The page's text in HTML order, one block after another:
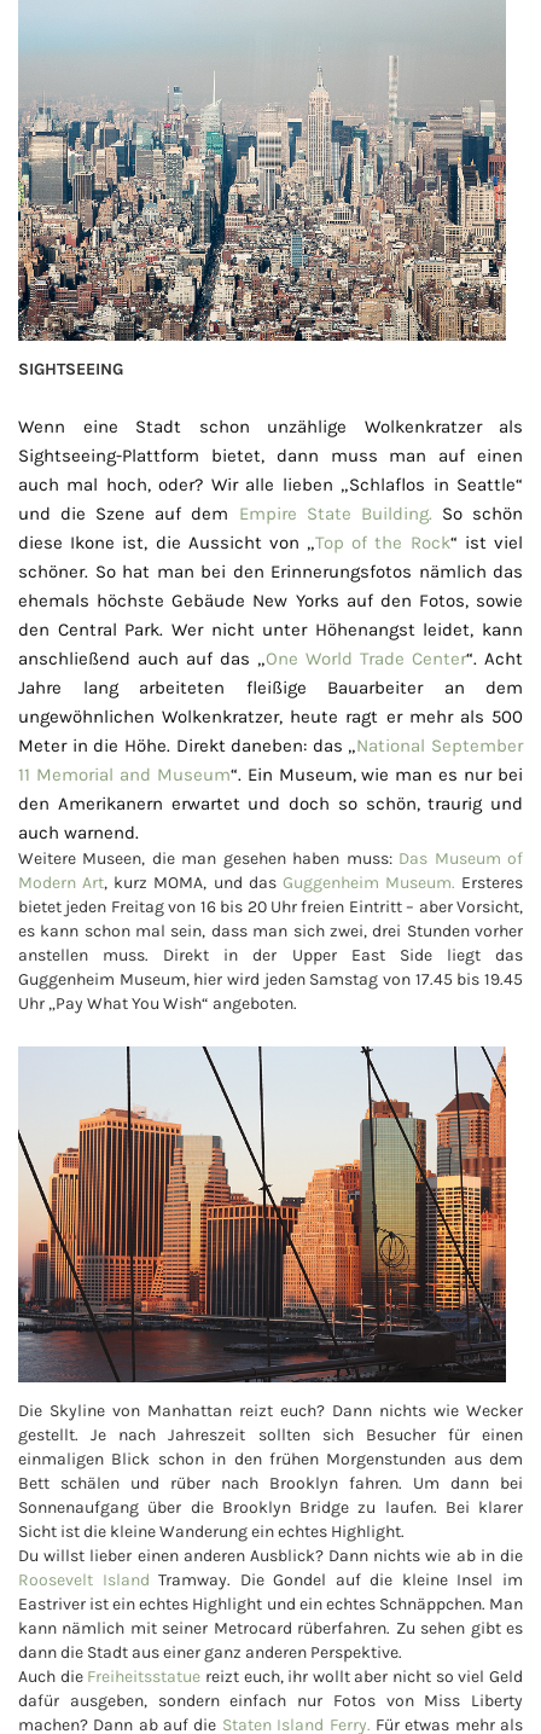
SIGHTSEEING
Wenn eine Stadt schon unzählige Wolkenkratzer als
Sightseeing-Plattform bietet, dann muss man auf einen
auch mal hoch, oder? Wir alle lieben „Schlaflos in Seattle“
und die Szene auf dem Empire State Building. So schön
diese Ikone ist, die Aussicht von „Top of the Rock“ ist viel
schöner. So hat man bei den Erinnerungsfotos nämlich das
ehemals höchste Gebäude New Yorks auf den Fotos, sowie
den Central Park. Wer nicht unter Höhenangst leidet, kann
anschließend auch auf das „One World Trade Center“. Acht
Jahre lang arbeiteten fleißige Bauarbeiter an dem
ungewöhnlichen Wolkenkratzer, heute ragt er mehr als 500
Meter in die Höhe. Direkt daneben: das „National September
11 Memorial and Museum“. Ein Museum, wie man es nur bei
den Amerikanern erwartet und doch so schön, traurig und
auch warnend.
Weitere Museen, die man gesehen haben muss: Das Museum of
Modern Art, kurz MOMA, und das Guggenheim Museum. Ersteres
bietet jeden Freitag von 16 bis 20 Uhr freien Eintritt – aber Vorsicht,
es kann schon mal sein, dass man sich zwei, drei Stunden vorher
anstellen muss. Direkt in der Upper East Side liegt das
Guggenheim Museum, hier wird jeden Samstag von 17.45 bis 19.45
Uhr „Pay What You Wish“ angeboten.
Die Skyline von Manhattan reizt euch? Dann nichts wie Wecker
gestellt. Je nach Jahreszeit sollten sich Besucher für einen
einmaligen Blick schon in den frühen Morgenstunden aus dem
Bett schälen und rüber nach Brooklyn fahren. Um dann bei
Sonnenaufgang über die Brooklyn Bridge zu laufen. Bei klarer
Sicht ist die kleine Wanderung ein echtes Highlight.
Du willst lieber einen anderen Ausblick? Dann nichts wie ab in die
Roosevelt Island Tramway. Die Gondel auf die kleine Insel im
Eastriver ist ein echtes Highlight und ein echtes Schnäppchen. Man
kann nämlich mit seiner Metrocard rüberfahren. Zu sehen gibt es
dann die Stadt aus einer ganz anderen Perspektive.
Auch die Freiheitsstatue reizt euch, ihr wollt aber nicht so viel Geld
dafür ausgeben, sondern einfach nur Fotos von Miss Liberty
machen? Dann ab auf die Staten Island Ferry. Für etwas mehr als